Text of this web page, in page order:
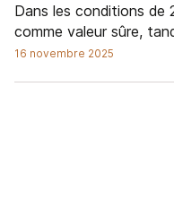
Dans les conditions de
comme valeur sûre,
16 novembre 2025